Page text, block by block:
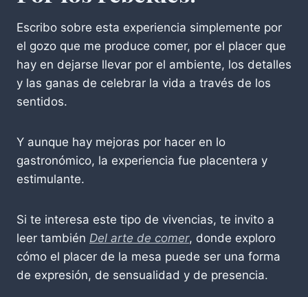
Escribo sobre esta experiencia simplemente por
el gozo que me produce comer, por el placer que
hay en dejarse llevar por el ambiente, los detalles
y las ganas de celebrar la vida a través de los
sentidos.
Y aunque hay mejoras por hacer en lo
gastronómico, la experiencia fue placentera y
estimulante.
Si te interesa este tipo de vivencias, te invito a
leer también Del arte de comer, donde exploro
cómo el placer de la mesa puede ser una forma
de expresión, de sensualidad y de presencia.